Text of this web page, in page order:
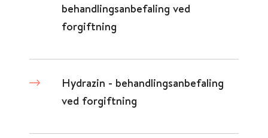
behandlingsanbefaling ved
forgiftning
Hydrazin - behandlingsanbefaling
ved forgiftning